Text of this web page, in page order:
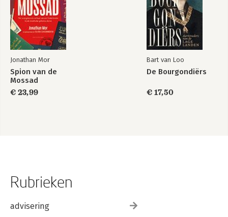
Jonathan Mor
Spion van de
Mossad
€ 23,99
Bart van Loo
De Bourgondiërs
€ 17,50
Rubrieken
advisering